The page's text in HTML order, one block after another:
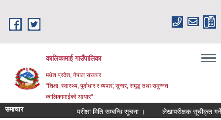
कालिकामाई गाउँपालिका
मधेश प्रदेश, नेपाल सरकार
"शिक्षा, स्वास्थ्य, पूर्वाधार र व्यपार; सुन्दर, समृद्ध तथा समुन्नत
कालिकामाईको आधार"
समाचार परीक्षा मिति सम्बन्धि सूचना । लेखापरीक्षक सूचीकृत गर्ने